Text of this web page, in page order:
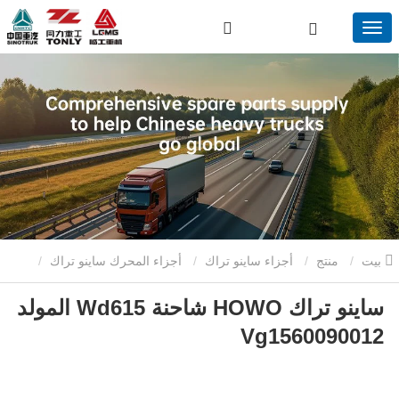
منتج أجزاء ساينو تراك أجزاء المحرك ساينو تراك
ساينو تراك HOWO شاحنة Wd615 المولد Vg1560090012
ساينو تراك HOWO شاحنة Wd615 المولد
Vg1560090012